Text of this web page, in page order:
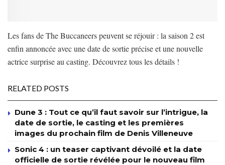
Les fans de The Buccaneers peuvent se réjouir : la saison 2 est
enfin annoncée avec une date de sortie précise et une nouvelle
actrice surprise au casting. Découvrez tous les détails !
RELATED POSTS
Dune 3 : Tout ce qu’il faut savoir sur l’intrigue, la
date de sortie, le casting et les premières
images du prochain film de Denis Villeneuve
Sonic 4 : un teaser captivant dévoilé et la date
officielle de sortie révélée pour le nouveau film